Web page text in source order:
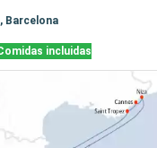
Barcelona
incluidas